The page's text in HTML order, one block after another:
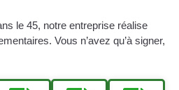
le 45, notre entreprise réalise
Vous n’avez qu’à signer,